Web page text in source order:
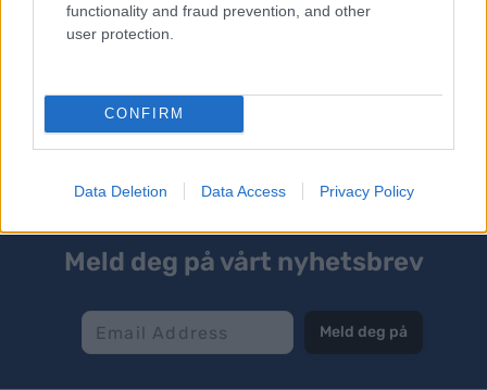
functionality and fraud prevention, and other
user protection.
CONFIRM
Data Deletion Data Access Privacy Policy
Emil Hegle Svendsen, Johannes Thingnes Bø, Tarjei Bø og
Meld deg på vårt nyhetsbrev
Meld deg på